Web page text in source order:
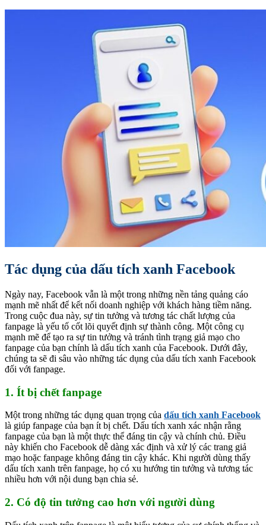
Tác dụng của dấu tích xanh Facebook
Ngày nay, Facebook vẫn là một trong những nền tảng quảng cáo
mạnh mẽ nhất để kết nối doanh nghiệp với khách hàng tiềm năng.
Trong cuộc đua này, sự tin tưởng và tương tác chất lượng của
fanpage là yếu tố cốt lõi quyết định sự thành công. Một công cụ
mạnh mẽ để tạo ra sự tin tưởng và tránh tình trạng giả mạo cho
fanpage của bạn chính là dấu tích xanh của Facebook. Dưới đây,
chúng ta sẽ đi sâu vào những tác dụng của dấu tích xanh Facebook
đối với fanpage.
1. Ít bị chết fanpage
Một trong những tác dụng quan trọng của dấu tích xanh Facebook
là giúp fanpage của bạn ít bị chết. Dấu tích xanh xác nhận rằng
fanpage của bạn là một thực thể đáng tin cậy và chính chủ. Điều
này khiến cho Facebook dễ dàng xác định và xử lý các trang giả
mạo hoặc fanpage không đáng tin cậy khác. Khi người dùng thấy
dấu tích xanh trên fanpage, họ có xu hướng tin tưởng và tương tác
nhiều hơn với nội dung bạn chia sẻ.
2. Có độ tin tưởng cao hơn với người dùng